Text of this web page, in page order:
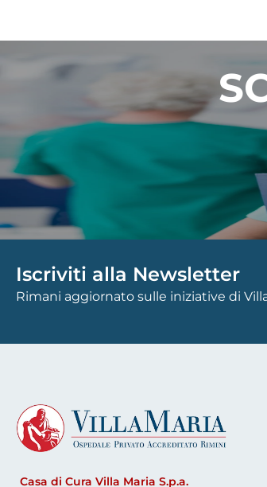
Iscriviti alla Newsletter
Rimani aggiornato sulle iniziative di
Casa di Cura Villa Maria S.p.a.